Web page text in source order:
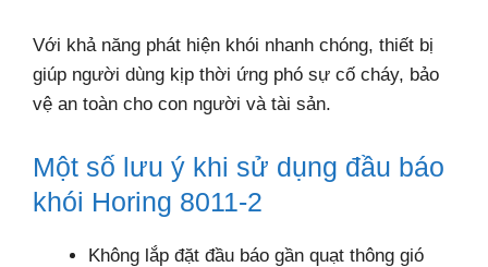
Với khả năng phát hiện khói nhanh chóng, thiết bị
giúp người dùng kịp thời ứng phó sự cố cháy, bảo
vệ an toàn cho con người và tài sản.
Một số lưu ý khi sử dụng đầu báo
khói Horing 8011-2
Không lắp đặt đầu báo gần quạt thông gió